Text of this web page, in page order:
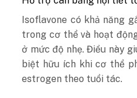
Isoflavone có khả năng
trong cơ thể và hoạt
ở mức độ nhẹ. Điều này
biệt hữu ích khi cơ thể
estrogen theo tuổi tác.